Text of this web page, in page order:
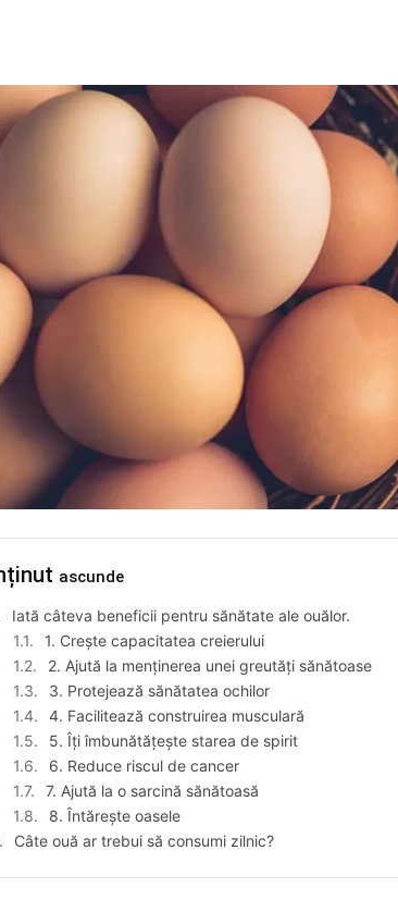
ascunde
Iată câteva beneficii pentru sănătate ale ouălor.
1. Crește capacitatea creierului
2. Ajută la menținerea unei greutăți sănătoase
3. Protejează sănătatea ochilor
4. Facilitează construirea musculară
5. Îți îmbunătățește starea de spirit
6. Reduce riscul de cancer
7. Ajută la o sarcină sănătoasă
8. Întărește oasele
Câte ouă ar trebui să consumi zilnic?